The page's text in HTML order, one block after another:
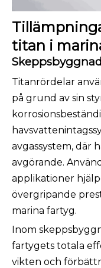
titan i
Skeppsbyggnad
Titanrördelar
på grund av sin
avgassystem, där
avgörande.
applikationer
övergripande
marina fartyg.
Inom
fartygets totala
vikten och